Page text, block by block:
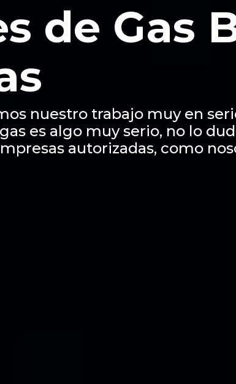
de Gas
nuestro trabajo muy en
es algo muy serio, no lo
autorizadas, como